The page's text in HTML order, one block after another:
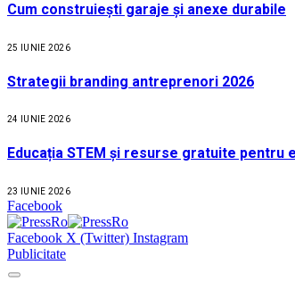
Cum construiești garaje și anexe durabile
25 IUNIE 2026
Strategii branding antreprenori 2026
24 IUNIE 2026
Educația STEM și resurse gratuite pentru
23 IUNIE 2026
Facebook
Facebook X (Twitter) Instagram
Publicitate